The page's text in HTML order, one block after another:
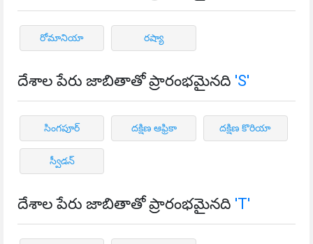
రోమానియా రష్యా
దేశాల పేరు జాబితాతో ప్రారంభమైనది 'S'
సింగపూర్ దక్షిణ ఆఫ్రికా దక్షిణ కొరియా
స్వీడన్
దేశాల పేరు జాబితాతో ప్రారంభమైనది 'T'